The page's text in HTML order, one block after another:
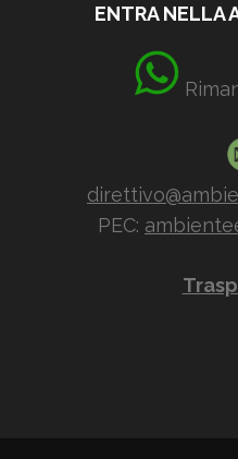
ENTRA NELLA
PEC: